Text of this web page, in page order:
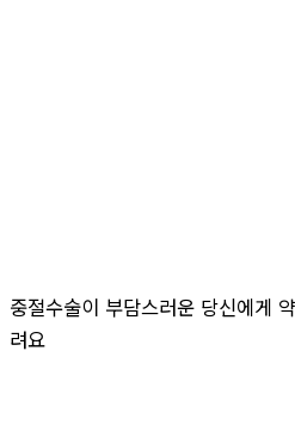
중절수술이 부담스러운 당신에게
려요